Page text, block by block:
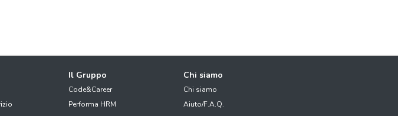
Il Gruppo
Code&Career
Performa HRM
Chi siamo
Chi siamo
Aiuto/F.A.Q.